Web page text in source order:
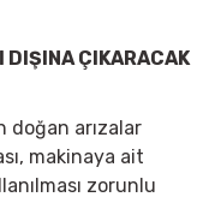
DIŞINA ÇIKARACAK
doğan arızalar
makinaya ait
zorunlu